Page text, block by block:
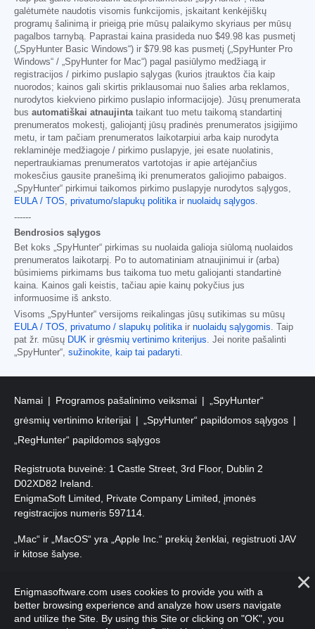
galėtumėte naudotis visomis funkcijomis, įskaitant kenkėjiškų
programų šalinimą ir prieigą prie mūsų palaikymo skyriaus per mūsų
pagalbos tarnybą. Paprastai kaina prasideda nuo $49.98 kas pusmetį
(„SpyHunter Basic Windows“) ir $79.98 kas pusmetį („SpyHunter Pro
Windows“ / „SpyHunter for Mac“) pagal pasiūlymo medžiagą ir
registracijos / pirkimo puslapio sąlygas (kurios įtrauktos čia kaip
nuorodos; kainos gali skirtis priklausomai nuo šalies arba reklamos,
nurodytos kiekvieno pirkimo puslapio informacijoje). Jūsų prenumerata
bus automatiškai atnaujintataikant tuo metu taikomą standartinį
prenumeratos mokestį, galiojantį jūsų pradinės prenumeratos įsigijimo
metu, ir tam pačiam prenumeratos laikotarpiui arba kaip nurodyta
reklaminėje medžiagoje / pirkimo puslapyje, jei esate nuolatinis,
nepertraukiamas prenumeratos vartotojas ir apie artėjančius
mokesčius gausite pranešimą iki prenumeratos galiojimo pabaigos.
„SpyHunter“ pirkimui taikomos pirkimo puslapyje nurodytos sąlygos,
EULA / TOS, privatumo/slapukų politikair nuolaidų sąlygos.
------
Bendrosios sąlygos
Bet koks „SpyHunter“ pirkimas su nuolaida galioja siūlomą nuolaidos
prenumeratos laikotarpį. Po to automatiniam atnaujinimui ir (arba)
būsimiems pirkimams bus taikoma tuo metu galiojanti standartinė
kaina. Kainos gali keistis, tačiau apie kainų pokyčius jus
informuosime iš anksto.
Visoms „SpyHunter“ versijoms reikalingas jūsų sutikimas su mūsų
EULA / TOS, privatumo / slapukų politikair nuolaidų sąlygomis. Taip
pat žr. mūsų DUK ir grėsmių vertinimo kriterijus. Jei norite pašalinti
„SpyHunter“, sužinokite, kaip tai padaryti.
Namai Programos pašalinimo veiksmai
„SpyHunter“
grėsmių vertinimo kriterijai
„SpyHunter“ papildomos sąlygos
„RegHunter“ papildomos sąlygos
Registruota buveinė: 1 Castle Street, 3rd Floor, Dublin 2
D02XD82 Ireland.
EnigmaSoft Limited, Private Company Limited, įmonės
registracijos numeris 597114.
„Mac“ ir „MacOS“ yra „Apple Inc.“ prekių ženklai, registruoti JAV
ir kitose šalyse.
saugomos.
Enigmasoftware.com uses cookies to provide you with a
better browsing experience and analyze how users navigate
and utilize the Site. By using this Site or clicking on "OK", you